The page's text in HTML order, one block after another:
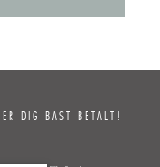
DIG BÄST BETALT!